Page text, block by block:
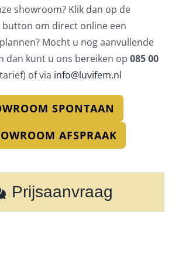
showroom? Klik dan op de
om direct online een
Mocht u nog aanvullende
dan kunt u ons bereiken op 085 00
of via info@luvifem.nl
SPONTAAN
AFSPRAAK
Prijsaanvraag